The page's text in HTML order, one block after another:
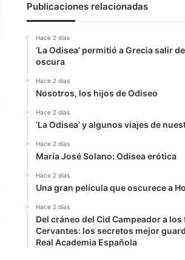
Publicaciones relacionadas
Hace 2 días
‘La Odisea’ permitió a Grecia salir
oscura
Hace 2 días
Nosotros, los hijos de Odiseo
Hace 2 días
‘La Odisea’ y algunos viajes de
Hace 2 días
María José Solano: Odisea erótica
Hace 2 días
Una gran película que oscurece a
Hace 2 días
Del cráneo del Cid Campeador a los
Cervantes: los secretos mejor
Real Academia Española